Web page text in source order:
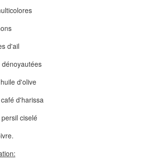
d'ail
d'olive
d'harissa
ciselé